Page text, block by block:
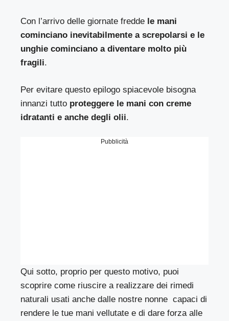
Con l’arrivo delle giornate fredde le mani
cominciano inevitabilmente a screpolarsi e le
unghie cominciano a diventare molto più
fragili.
Per evitare questo epilogo spiacevole bisogna
innanzi tutto proteggere le mani con creme
idratanti e anche degli olii.
Pubblicità
Qui sotto, proprio per questo motivo, puoi
scoprire come riuscire a realizzare dei rimedi
naturali usati anche dalle nostre nonne capaci di
rendere le tue mani vellutate e di dare forza alle